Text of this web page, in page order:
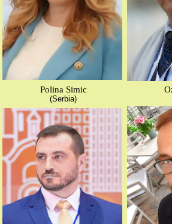
Polina Simic
(Serbia)